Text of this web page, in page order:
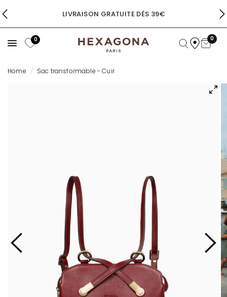
LIVRAISON GRATUITE DÈS 39€
0 0
Home / Sac transformable - Cuir